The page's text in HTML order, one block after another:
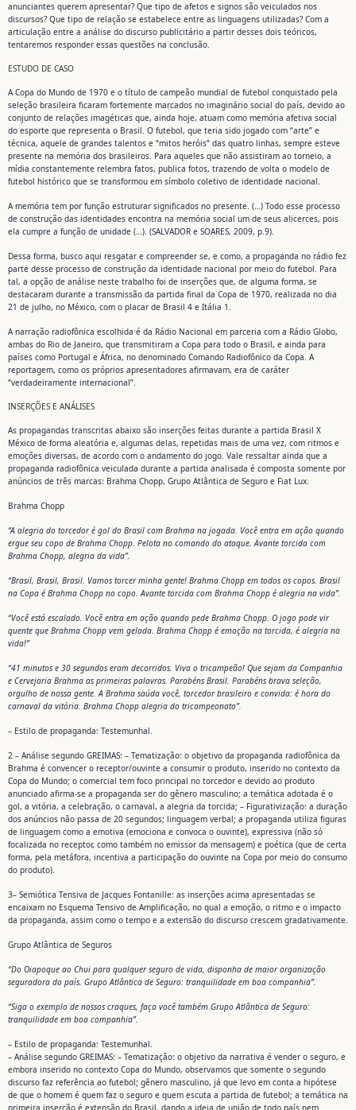
anunciantes querem apresentar? Que tipo de afetos e signos são veiculados nos
discursos? Que tipo de relação se estabelece entre as linguagens utilizadas? Com a
articulação entre a análise do discurso publicitário a partir desses dois teóricos,
tentaremos responder essas questões na conclusão.
ESTUDO DE CASO
A Copa do Mundo de 1970 e o título de campeão mundial de futebol conquistado pela
seleção brasileira ficaram fortemente marcados no imaginário social do país, devido ao
conjunto de relações imagéticas que, ainda hoje, atuam como memória afetiva social
do esporte que representa o Brasil. O futebol, que teria sido jogado com “arte” e
técnica, aquele de grandes talentos e “mitos heróis” das quatro linhas, sempre esteve
presente na memória dos brasileiros. Para aqueles que não assistiram ao torneio, a
mídia constantemente relembra fatos, publica fotos, trazendo de volta o modelo de
futebol histórico que se transformou em símbolo coletivo de identidade nacional.
A memória tem por função estruturar significados no presente. (…) Todo esse processo
de construção das identidades encontra na memória social um de seus alicerces, pois
ela cumpre a função de unidade (…). (SALVADOR e SOARES, 2009, p.9).
Dessa forma, busco aqui resgatar e compreender se, e como, a propaganda no rádio fez
parte desse processo de construção da identidade nacional por meio do futebol. Para
tal, a opção de análise neste trabalho foi de inserções que, de alguma forma, se
destacaram durante a transmissão da partida final da Copa de 1970, realizada no dia
21 de julho, no México, com o placar de Brasil 4 e Itália 1.
A narração radiofônica escolhida é da Rádio Nacional em parceria com a Rádio Globo,
ambas do Rio de Janeiro, que transmitiram a Copa para todo o Brasil, e ainda para
países como Portugal e África, no denominado Comando Radiofônico da Copa. A
reportagem, como os próprios apresentadores afirmavam, era de caráter
“verdadeiramente internacional”.
INSERÇÕES E ANÁLISES
As propagandas transcritas abaixo são inserções feitas durante a partida Brasil X
México de forma aleatória e, algumas delas, repetidas mais de uma vez, com ritmos e
emoções diversas, de acordo com o andamento do jogo. Vale ressaltar ainda que a
propaganda radiofônica veiculada durante a partida analisada é composta somente por
anúncios de três marcas: Brahma Chopp, Grupo Atlântica de Seguro e Fiat Lux.
Brahma Chopp
“A alegria do torcedor é gol do Brasil com Brahma na jogada. Você entra em ação quando
ergue seu copo de Brahma Chopp. Pelota no comando do ataque. Avante torcida com
Brahma Chopp, alegria da vida”.
“Brasil, Brasil, Brasil. Vamos torcer minha gente! Brahma Chopp em todos os copos. Brasil
na Copa é Brahma Chopp no copo. Avante torcida com Brahma Chopp é alegria na vida”.
“Você está escalado. Você entra em ação quando pede Brahma Chopp. O jogo pode vir
quente que Brahma Chopp vem gelada. Brahma Chopp é emoção na torcida, é alegria na
vida!”
“41 minutos e 30 segundos eram decorridos. Viva o tricampeão! Que sejam da Companhia
e Cervejaria Brahma as primeiras palavras. Parabéns Brasil. Parabéns brava seleção,
orgulho de nossa gente. A Brahma saúda você, torcedor brasileiro e convida: é hora do
carnaval da vitória. Brahma Chopp alegria do tricampeonato”.
– Estilo de propaganda: Testemunhal.
2 – Análise segundo GREIMAS: – Tematização: o objetivo da propaganda radiofônica da
Brahma é convencer o receptor/ouvinte a consumir o produto, inserido no contexto da
Copa do Mundo; o comercial tem foco principal no torcedor e devido ao produto
anunciado afirma-se a propaganda ser do gênero masculino; a temática adotada é o
gol, a vitória, a celebração, o carnaval, a alegria da torcida; – Figurativização: a duração
dos anúncios não passa de 20 segundos; linguagem verbal; a propaganda utiliza figuras
de linguagem como a emotiva (emociona e convoca o ouvinte), expressiva (não só
focalizada no receptor, como também no emissor da mensagem) e poética (que de certa
forma, pela metáfora, incentiva a participação do ouvinte na Copa por meio do consumo
do produto).
3– Semiótica Tensiva de Jacques Fontanille: as inserções acima apresentadas se
encaixam no Esquema Tensivo de Amplificação, no qual a emoção, o ritmo e o impacto
da propaganda, assim como o tempo e a extensão do discurso crescem gradativamente.
Grupo Atlântica de Seguros
“Do Oiapoque ao Chui para qualquer seguro de vida, disponha de maior organização
seguradora do país. Grupo Atlântica de Seguro: tranquilidade em boa companhia”.
“Siga o exemplo de nossos craques, faça você também Grupo Atlântica de Seguro:
tranquilidade em boa companhia”.
– Estilo de propaganda: Testemunhal.
– Análise segundo GREIMAS: – Tematização: o objetivo da narrativa é vender o seguro, e
embora inserido no contexto Copa do Mundo, observamos que somente o segundo
discurso faz referência ao futebol; gênero masculino, já que levo em conta a hipótese
de que o homem é quem faz o seguro e quem escuta a partida de futebol; a temática na
primeira inserção é extensão do Brasil, dando a ideia de união de todo país nem